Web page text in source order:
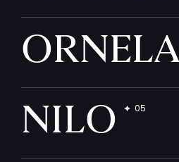
NILO